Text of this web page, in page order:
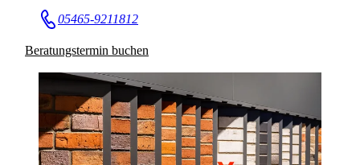
05465-9211812
Beratungstermin buchen